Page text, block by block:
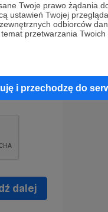
Twoje prawo żądania
ustawień Twojej
odbiorców
przetwarzania
i przechodzę do
w celu
zostać
dalej